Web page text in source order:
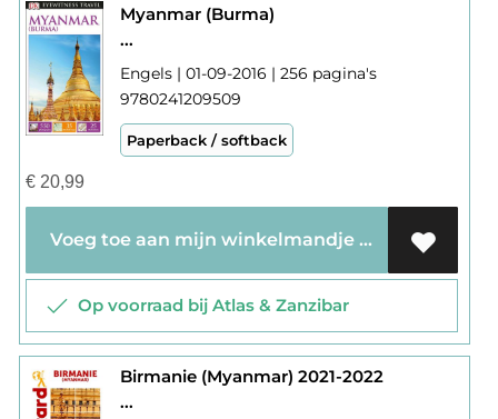
Myanmar (Burma)
...
Engels | 01-09-2016 | 256 pagina's
9780241209509
Paperback / softback
€20,99
Voeg toe aan mijn winkelmandje
Op voorraad bij Atlas & Zanzibar
Birmanie (Myanmar) 2021-2022
...